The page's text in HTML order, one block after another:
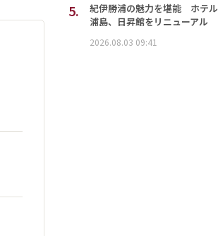
5.
紀伊勝浦の魅力を堪能 ホテル
浦島、日昇館をリニューアル
2026.08.03 09:41